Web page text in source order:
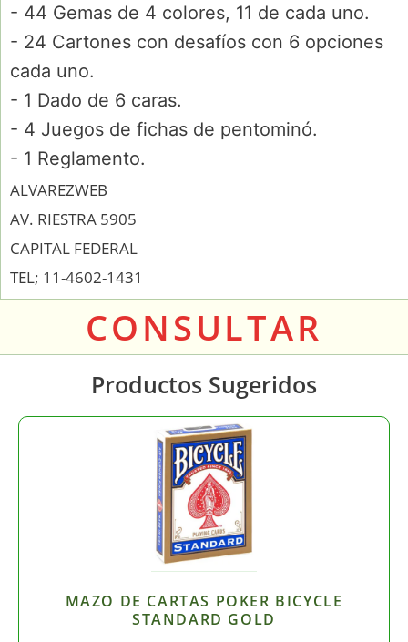
- 44 Gemas de 4 colores, 11 de cada uno.
- 24 Cartones con desafíos con 6 opciones
cada uno.
- 1 Dado de 6 caras.
- 4 Juegos de fichas de pentominó.
- 1 Reglamento.
ALVAREZWEB
AV. RIESTRA 5905
CAPITAL FEDERAL
TEL; 11-4602-1431
CONSULTAR
Productos Sugeridos
MAZO DE CARTAS POKER BICYCLE
STANDARD GOLD